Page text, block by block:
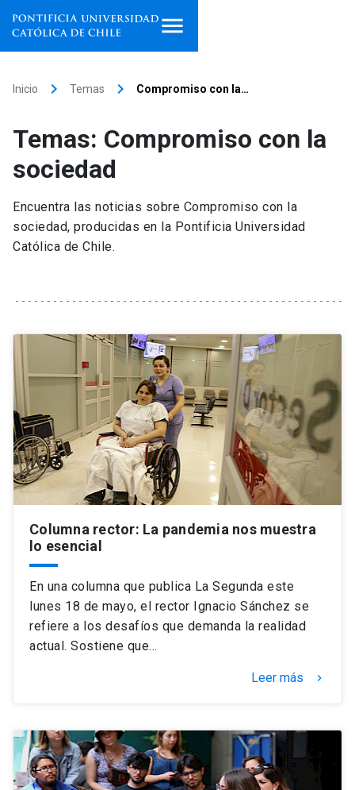
Facultades, escuelas e
institutos
Investigación
Internacionalización
Universidad
Información para keyboard_arrow_down
Futuros estudiantes
Estudiantes
Académicos
Personal
Alumni launch
Padres y familia
Go to english site launch
ACCESOS DIRECTOS
Mi Cuenta UC launch
Correo UC launch
Mi Portal UC launch
Inicio keyboard_arrow_right Temas keyboard_arrow_right Compromiso con la…
Temas: Compromiso con la
sociedad
Encuentra las noticias sobre Compromiso con la
sociedad, producidas en la Pontificia Universidad
Católica de Chile.
Columna rector: La pandemia nos muestra
lo esencial
En una columna que publica La Segunda este
lunes 18 de mayo, el rector Ignacio Sánchez se
refiere a los desafíos que demanda la realidad
actual. Sostiene que…
Leer más keyboard_arrow_right